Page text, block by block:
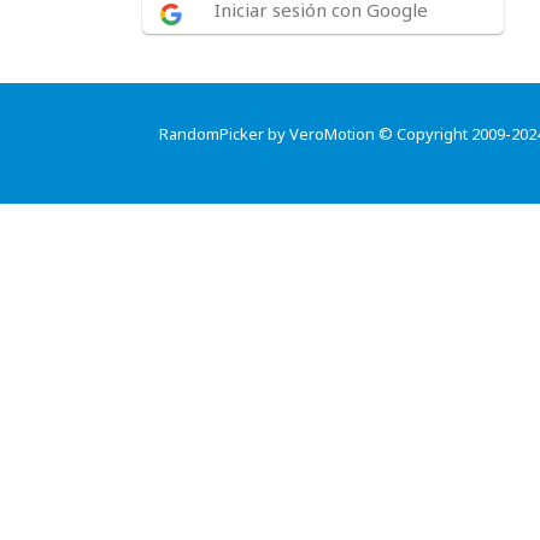
Iniciar sesión con Google
RandomPicker by VeroMotion © Copyright 2009-